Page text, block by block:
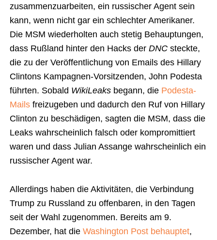
zusammenzuarbeiten, ein russischer Agent sein
kann, wenn nicht gar ein schlechter Amerikaner.
Die MSM wiederholten auch stetig Behauptungen,
dass Rußland hinter den Hacks der DNC steckte,
die zu der Veröffentlichung von Emails des Hillary
Clintons Kampagnen-Vorsitzenden, John Podesta
führten. Sobald WikiLeaks begann, die Podesta-
Mails freizugeben und dadurch den Ruf von Hillary
Clinton zu beschädigen, sagten die MSM, dass die
Leaks wahrscheinlich falsch oder kompromittiert
waren und dass Julian Assange wahrscheinlich ein
russischer Agent war.
Allerdings haben die Aktivitäten, die Verbindung
Trump zu Russland zu offenbaren, in den Tagen
seit der Wahl zugenommen. Bereits am 9.
Dezember, hat die Washington Post behauptet,